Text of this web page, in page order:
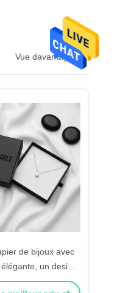
Vue davantage > >
de bijoux avec
un design
en couches et une